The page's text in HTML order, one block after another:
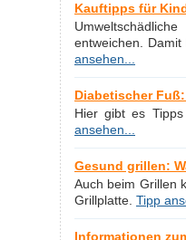
Kauftipps für
entweichen.
ansehen...
Diabetischer
Hier gibt es
ansehen...
Gesund grillen:
Auch beim Grillen
Grillplatte. Tipp
Informationen